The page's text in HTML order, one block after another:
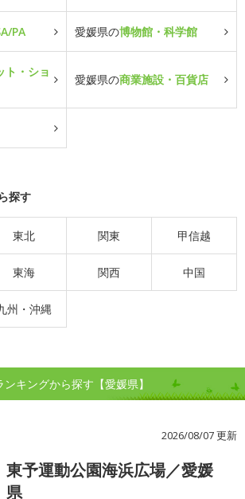
PA 愛媛県の博物館・科学館
ト・ショ
愛媛県の商業施設・百貨店
探す
東北 関東 甲信越
東海 関西 中国
州・沖縄
キングから探す【愛媛県】
2026/08/07 更新
東予運動公園海浜広場／愛媛
県